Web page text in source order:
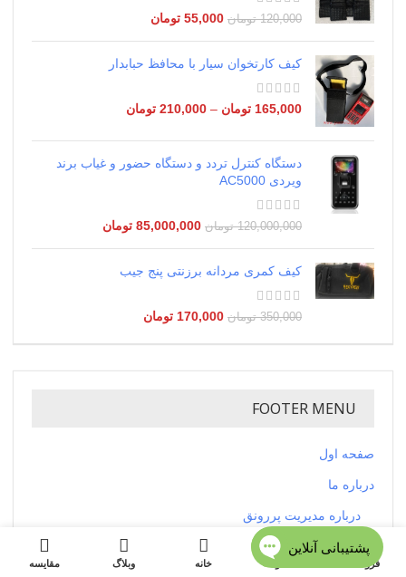
120,000 تومان 55,000 تومان
کیف کارتخوان سیار با محافظ حبابدار
165,000 تومان –
210,000 تومان
دستگاه کنترل تردد و دستگاه حضور و غیاب برند
ویردی AC5000
120,000,000 تومان 85,000,000 تومان
کیف کمری مردانه برزنتی پنج جیب
350,000 تومان 170,000 تومان
FOOTER MENU
صفحه اول
درباره ما
درباره مدیریت پررونق
ارائه مشاوره خرید لباس و پوشاک عمده از تهران
فروشگاه خانه وبلاگ مقایسه